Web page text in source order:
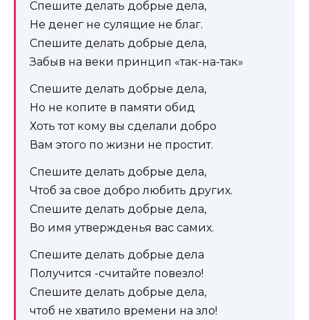
Спешите делать добрые дела,
Не денег не сулящие не благ.
Спешите делать добрые дела,
Забыв на веки принцип «так-на-так»
Спешите делать добрые дела,
Но не копите в памяти обид
Хоть тот кому вы сделали добро
Вам этого по жизни не простит.
Спешите делать добрые дела,
Чтоб за свое добро любить других.
Спешите делать добрые дела,
Во имя утвержденья вас самих.
Спешите делать добрые дела
Получится -считайте повезло!
Спешите делать добрые дела,
чтоб не хватило времени на зло!